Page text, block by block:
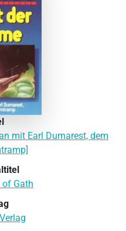
mit Earl Dumarest, dem
of Gath